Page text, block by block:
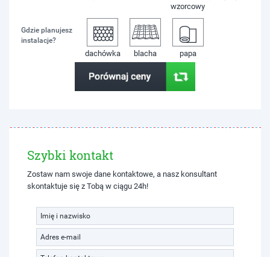
wzorcowy
Gdzie planujesz
instalacje?
dachówka blacha papa
Szybki kontakt
Zostaw nam swoje dane kontaktowe, a nasz konsultant
skontaktuje się z Tobą w ciągu 24h!